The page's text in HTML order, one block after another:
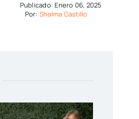
Publicado: Enero 06, 2025
Por: Shalma Castillo